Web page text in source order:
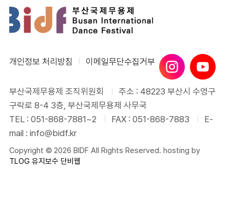
개인정보 처리방침 이메일무단수집거부
부산국제무용제 조직위원회
주소 : 48223 부산시 수영구
구락로 8-4 3층, 부산국제무용제 사무국
TEL : 051-868-7881~2
FAX : 051-868-7883
E-
mail : info@bidf.kr
Copyright © 2026 BIDF All Rights Reserved. hosting by
TLOG 유지보수 단비웹